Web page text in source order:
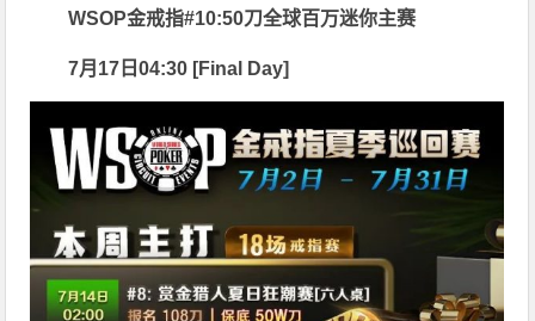
WSOP金戒指#10:50刀全球百万迷你主赛
7月17日04:30 [Final Day]